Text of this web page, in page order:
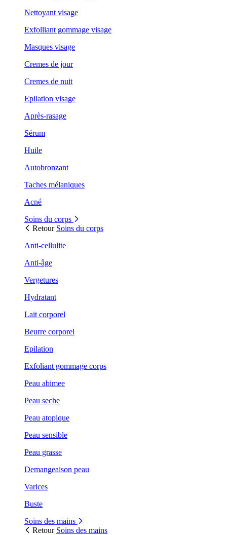
Nettoyant visage
Exfolliant gommage visage
Masques visage
Cremes de jour
Cremes de nuit
Epilation visage
Après-rasage
Sérum
Huile
Autobronzant
Taches mélaniques
Acné
Soins du corps
Retour Soins du corps
Anti-cellulite
Anti-âge
Vergetures
Hydratant
Lait corporel
Beurre corporel
Epilation
Exfoliant gommage corps
Peau abimee
Peau seche
Peau atopique
Peau sensible
Peau grasse
Demangeaison peau
Varices
Buste
Soins des mains
Retour Soins des mains